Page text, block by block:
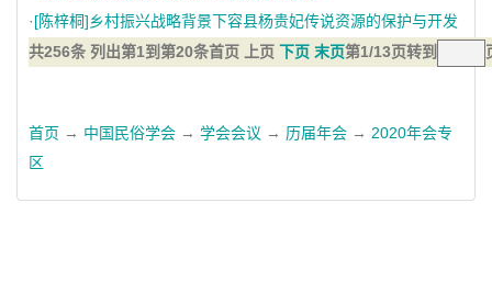
·[陈梓桐]乡村振兴战略背景下容县杨贵妃传说资源的保护与开发
共256条 列出第1到第20条首页 上页 下页 末页第1/13页转到
首页 → 中国民俗学会 → 学会会议 → 历届年会 → 2020年会专
区